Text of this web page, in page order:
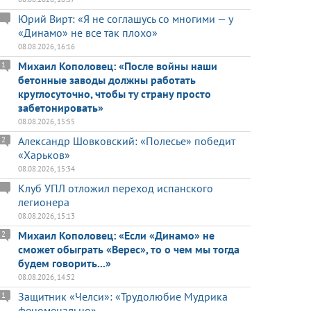
Юрий Вирт: «Я не соглашусь со многими — у
«Динамо» не все так плохо»
08.08.2026, 16:16
Михаил Кополовец: «После войны наши
бетонные заводы должны работать
круглосуточно, чтобы ту страну просто
забетонировать»
1
08.08.2026, 15:55
Александр Шовковский: «Полесье» победит
«Харьков»
2
08.08.2026, 15:34
Клуб УПЛ отложил переход испанского
легионера
08.08.2026, 15:13
Михаил Кополовец: «Если «Динамо» не
сможет обыграть «Верес», то о чем мы тогда
будем говорить...»
2
08.08.2026, 14:52
Защитник «Челси»: «Трудолюбие Мудрика
1